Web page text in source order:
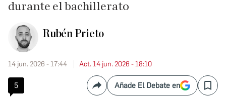
durante el bachillerato
Rubén Prieto
14 jun. 2026 - 17:44 Act. 14 jun. 2026 - 18:10
5 CompartirAñade El Debate en Save